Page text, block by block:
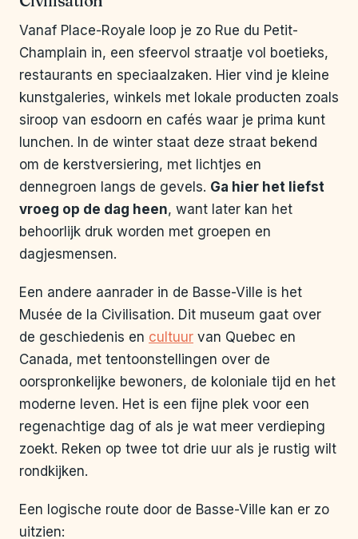
Vanaf Place-Royale loop je zo Rue du Petit-
Champlain in, een sfeervol straatje vol boetieks,
restaurants en speciaalzaken. Hier vind je kleine
kunstgaleries, winkels met lokale producten zoals
siroop van esdoorn en cafés waar je prima kunt
lunchen. In de winter staat deze straat bekend
om de kerstversiering, met lichtjes en
dennegroen langs de gevels. Ga hier het liefst
vroeg op de dag heen, want later kan het
behoorlijk druk worden met groepen en
dagjesmensen.
Een andere aanrader in de Basse-Ville is het
Musée de la Civilisation. Dit museum gaat over
de geschiedenis en cultuur van Quebec en
Canada, met tentoonstellingen over de
oorspronkelijke bewoners, de koloniale tijd en het
moderne leven. Het is een fijne plek voor een
regenachtige dag of als je wat meer verdieping
zoekt. Reken op twee tot drie uur als je rustig wilt
rondkijken.
Een logische route door de Basse-Ville kan er zo
uitzien: